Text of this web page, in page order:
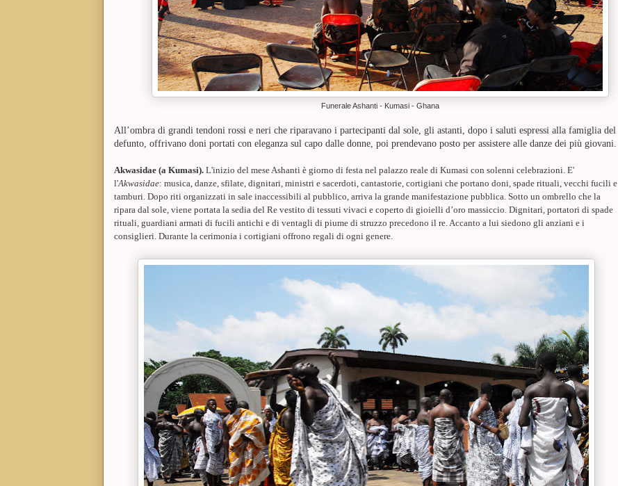
Funerale Ashanti - Kumasi - Ghana
All’ombra di grandi tendoni rossi e neri che riparavano i partecipanti dal sole, gli astanti, dopo i saluti espressi alla famiglia del
defunto, offrivano doni portati con eleganza sul capo dalle donne, poi prendevano posto per assistere alle danze dei più giovani.
Akwasidae (a Kumasi). L'inizio del mese Ashanti è giorno di festa nel palazzo reale di Kumasi con solenni celebrazioni. E'
l'Akwasidae: musica, danze, sfilate, dignitari, ministri e sacerdoti, cantastorie, cortigiani che portano doni, spade rituali, vecchi fucili e
tamburi. Dopo riti organizzati in sale inaccessibili al pubblico, arriva la grande manifestazione pubblica. Sotto un ombrello che la
ripara dal sole, viene portata la sedia del Re vestito di tessuti vivaci e coperto di gioielli d’oro massiccio. Dignitari, portatori di spade
rituali, guardiani armati di fucili antichi e di ventagli di piume di struzzo precedono il re. Accanto a lui siedono gli anziani e i
consiglieri. Durante la cerimonia i cortigiani offrono regali di ogni genere.